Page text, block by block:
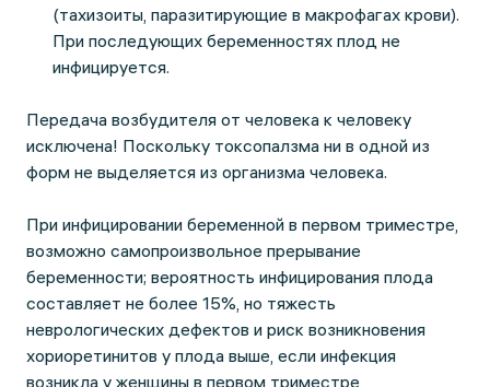
(тахизоиты, паразитирующие в макрофагах крови).
При последующих беременностях плод не
инфицируется.
Передача возбудителя от человека к человеку
исключена! Поскольку токсопалзма ни в одной из
форм не выделяется из организма человека.
При инфицировании беременной в первом триместре,
возможно самопроизвольное прерывание
беременности; вероятность инфицирования плода
составляет не более 15%, но тяжесть
неврологических дефектов и риск возникновения
хориоретинитов у плода выше, если инфекция
возникла у женщины в первом триместре